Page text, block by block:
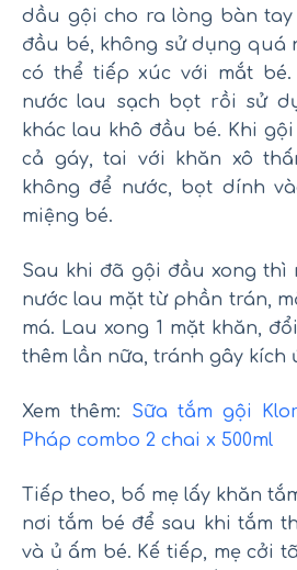
dầu gội cho ra lòng bàn
đầu bé, không sử dụng quá
có thể tiếp xúc với mắt bé.
nước lau sạch bọt rồi sử
khác lau khô đầu bé. Khi
cả gáy, tai với khăn xô
không để nước, bọt dính
miệng bé.
Sau khi đã gội đầu xong thì
nước lau mặt từ phần trán,
má. Lau xong 1 mặt khăn,
thêm lần nữa, tránh gây kích
Xem thêm: Sữa tắm gội
Pháp combo 2 chai x 500ml
Tiếp theo, bố mẹ lấy khăn
nơi tắm bé để sau khi tắm
và ủ ấm bé. Kế tiếp, mẹ cởi